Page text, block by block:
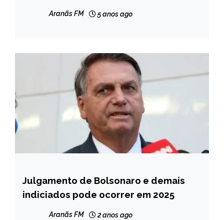
NOTÍCIAS
Aranãs FM 5 anos ago
BRASIL
NOTÍCIAS
Julgamento de Bolsonaro e demais
indiciados pode ocorrer em 2025
Aranãs FM 2 anos ago